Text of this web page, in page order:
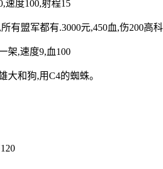
速度100,射程15
有盟军都有.3000元,450血,伤200高
架,速度9,血100
大和狗,用C4的蜘蛛。